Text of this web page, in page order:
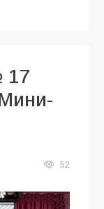
17
52